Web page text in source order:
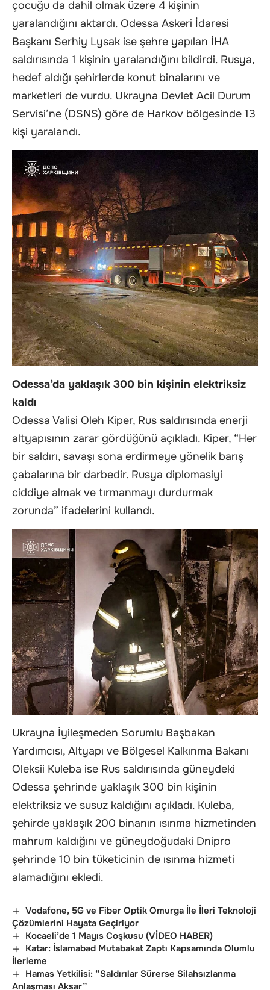
çocuğu da dahil olmak üzere 4 kişinin
yaralandığını aktardı. Odessa Askeri İdaresi
Başkanı Serhiy Lysak ise şehre yapılan İHA
saldırısında 1 kişinin yaralandığını bildirdi. Rusya,
hedef aldığı şehirlerde konut binalarını ve
marketleri de vurdu. Ukrayna Devlet Acil Durum
Servisi’ne (DSNS) göre de Harkov bölgesinde 13
kişi yaralandı.
Odessa’da yaklaşık 300 bin kişinin elektriksiz
kaldı
Odessa Valisi Oleh Kiper, Rus saldırısında enerji
altyapısının zarar gördüğünü açıkladı. Kiper, “Her
bir saldırı, savaşı sona erdirmeye yönelik barış
çabalarına bir darbedir. Rusya diplomasiyi
ciddiye almak ve tırmanmayı durdurmak
zorunda” ifadelerini kullandı.
Ukrayna İyileşmeden Sorumlu Başbakan
Yardımcısı, Altyapı ve Bölgesel Kalkınma Bakanı
Oleksii Kuleba ise Rus saldırısında güneydeki
Odessa şehrinde yaklaşık 300 bin kişinin
elektriksiz ve susuz kaldığını açıkladı. Kuleba,
şehirde yaklaşık 200 binanın ısınma hizmetinden
mahrum kaldığını ve güneydoğudaki Dnipro
şehrinde 10 bin tüketicinin de ısınma hizmeti
alamadığını ekledi.
Vodafone, 5G ve Fiber Optik Omurga İle İleri Teknoloji
Çözümlerini Hayata Geçiriyor
Kocaeli’de 1 Mayıs Coşkusu (VİDEO HABER)
Katar: İslamabad Mutabakat Zaptı Kapsamında Olumlu
İlerleme
Hamas Yetkilisi: “Saldırılar Sürerse Silahsızlanma
Anlaşması Aksar”